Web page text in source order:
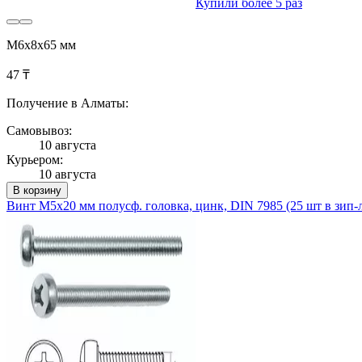
Купили более 5 раз
М6х8х65 мм
47 ₸
Получение в Алматы:
Самовывоз:
10 августа
Курьером:
10 августа
В корзину
Винт М5х20 мм полусф. головка, цинк, DIN 7985 (25 шт в зип-